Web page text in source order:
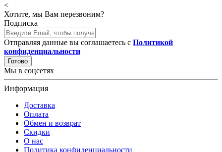
<
Хотите, мы Вам перезвоним?
Подписка
Отправляя данные вы соглашаетесь с Политикой
конфиденциальности
Готово
Мы в соцсетях
Информация
Доставка
Оплата
Обмен и возврат
Скидки
О нас
Политика конфиденциальности